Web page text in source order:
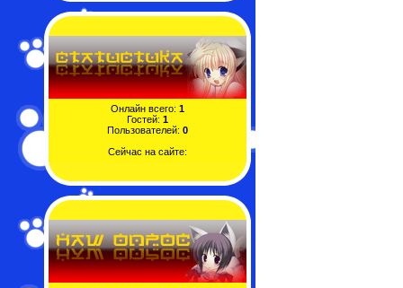
Онлайн всего: 1
Гостей: 1
Пользователей: 0
Сейчас на сайте: